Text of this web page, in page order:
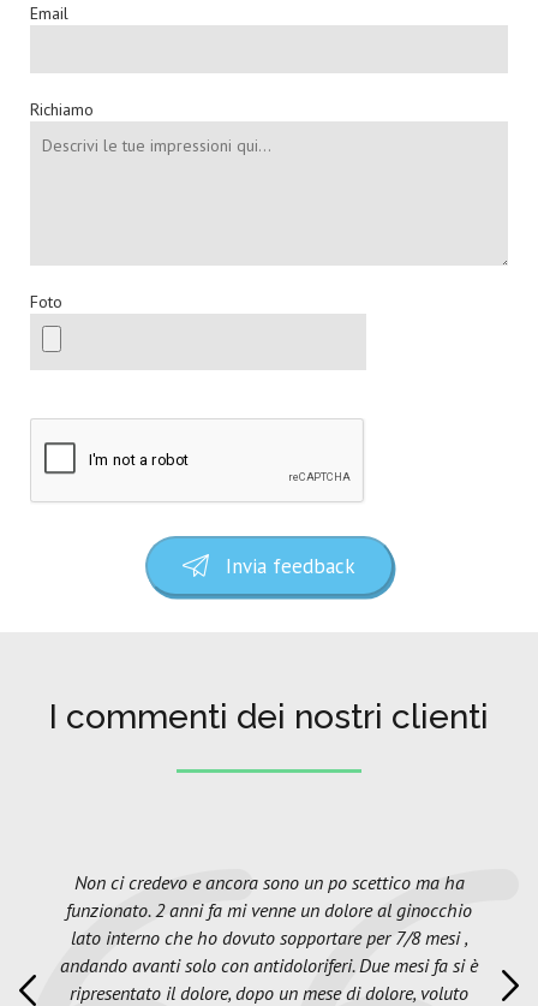
Email
Richiamo
Foto
Invia feedback
I commenti dei nostri clienti
Non ci credevo e ancora sono un po scettico ma ha
funzionato. 2 anni fa mi venne un dolore al ginocchio
lato interno che ho dovuto sopportare per 7/8 mesi ,
andando avanti solo con antidoloriferi. Due mesi fa si è
ripresentato il dolore, dopo un mese di dolore, voluto